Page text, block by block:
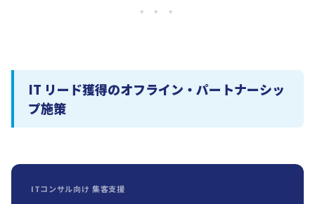
* * *
IT リード獲得のオフライン・パートナーシッ
プ施策
ITコンサル向け 集客支援